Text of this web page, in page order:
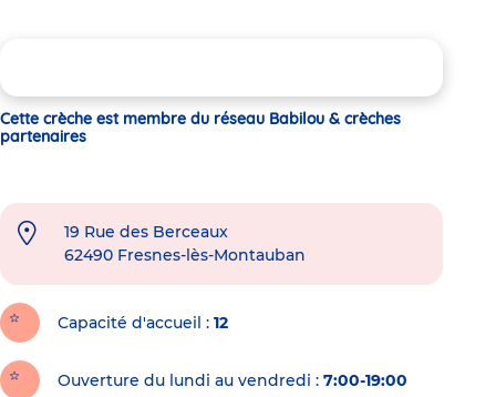
Cette crèche est membre du réseau Babilou & crèches
partenaires
19 Rue des Berceaux
62490 Fresnes-lès-Montauban
Capacité d'accueil 12
Ouverture du lundi au vendredi : 7:00-19:00